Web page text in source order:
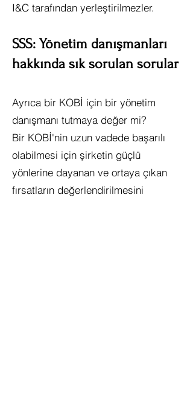
I&C tarafından yerleştirilmezler.
SSS: Yönetim danışmanları
hakkında sık sorulan sorular
Ayrıca bir KOBİ için bir yönetim
danışmanı tutmaya değer mi?
Bir KOBİ'nin uzun vadede başarılı
olabilmesi için şirketin güçlü
yönlerine dayanan ve ortaya çıkan
fırsatların değerlendirilmesini